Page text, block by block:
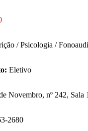
/ Psicologia /
Eletivo
Novembro, nº 242, Sala
2680